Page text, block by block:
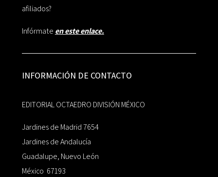
afiliados?
Infórmate en este enlace.
INFORMACIÓN DE CONTACTO
EDITORIAL OCTAEDRO DIVISIÓN MÉXICO
Jardines de Madrid 7654
Jardines de Andalucía
Guadalupe, Nuevo León
México 67193